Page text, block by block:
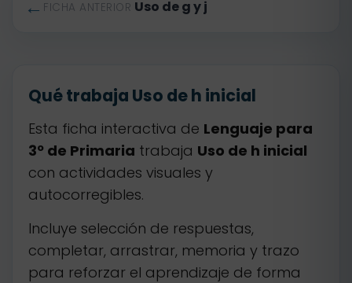
← FICHA ANTERIOR Uso de g y j
Qué trabaja Uso de h inicial
Esta ficha interactiva de Lenguaje para
3º de Primaria trabaja Uso de h inicial
con actividades visuales y
autocorregibles.
Incluye selección de respuestas,
completar, arrastrar, memoria y trazo
para reforzar el aprendizaje de forma